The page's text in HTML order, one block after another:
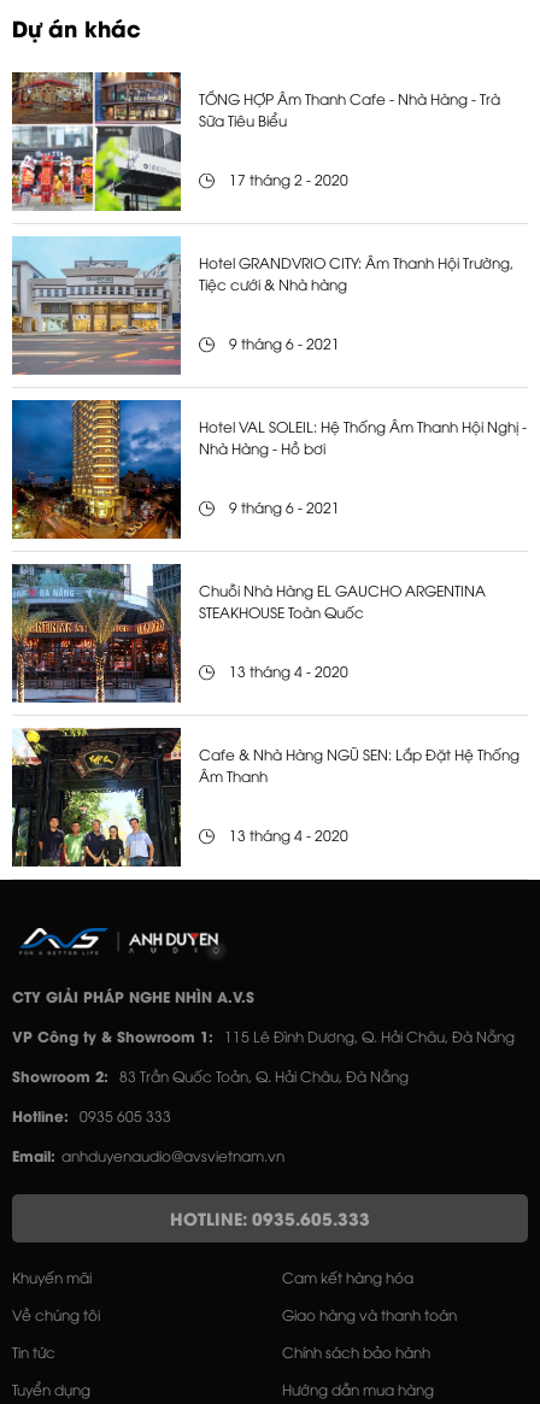
Dự án khác
TỔNG HỢP Âm Thanh Cafe - Nhà Hàng - Trà
Sữa Tiêu Biểu
17 tháng 2 - 2020
Hotel GRANDVRIO CITY: Âm Thanh Hội Trường,
Tiệc cưới & Nhà hàng
9 tháng 6 - 2021
Hotel VAL SOLEIL: Hệ Thống Âm Thanh Hội Nghị -
Nhà Hàng - Hồ bơi
9 tháng 6 - 2021
Chuỗi Nhà Hàng EL GAUCHO ARGENTINA
STEAKHOUSE Toàn Quốc
13 tháng 4 - 2020
Cafe & Nhà Hàng NGŨ SEN: Lắp Đặt Hệ Thống
Âm Thanh
13 tháng 4 - 2020
CTY GIẢI PHÁP NGHE NHÌN A.V.S
VP Công ty & Showroom 1: 115 Lê Đình Dương, Q. Hải Châu, Đà Nẵng
Showroom 2: 83 Trần Quốc Toản, Q. Hải Châu, Đà Nẵng
Hotline: 0935 605 333
Email: anhduyenaudio@avsvietnam.vn
HOTLINE: 0935.605.333
Khuyến mãi
Về chúng tôi
Tin tức
Tuyển dụng
Cam kết hàng hóa
Giao hàng và thanh toán
Chính sách bảo hành
Hướng dẫn mua hàng